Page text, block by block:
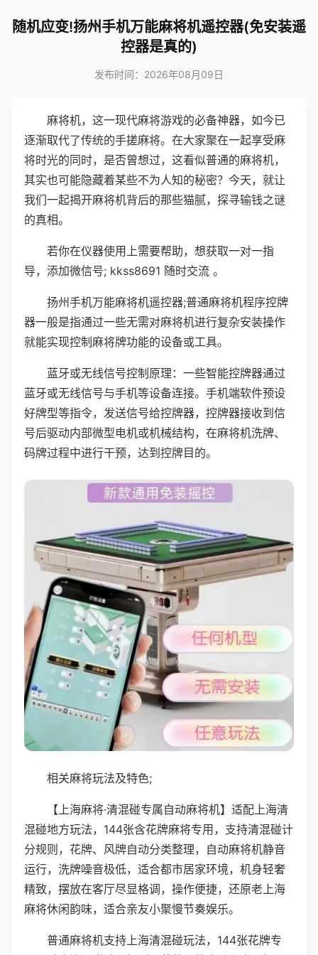
随机应变!扬州手机万能麻将机遥控器(免安装遥
控器是真的)
发布时间：2026年08月09日
麻将机，这一现代麻将游戏的必备神器，如今已
逐渐取代了传统的手搓麻将。在大家聚在一起享受麻
将时光的同时，是否曾想过，这看似普通的麻将机，
其实也可能隐藏着某些不为人知的秘密？今天，就让
我们一起揭开麻将机背后的那些猫腻，探寻输钱之谜
的真相。
若你在仪器使用上需要帮助，想获取一对一指
导，添加微信号; kkss8691 随时交流 。
扬州手机万能麻将机遥控器;普通麻将机程序控牌
器一般是指通过一些无需对麻将机进行复杂安装操作
就能实现控制麻将牌功能的设备或工具。
蓝牙或无线信号控制原理：一些智能控牌器通过
蓝牙或无线信号与手机等设备连接。手机端软件预设
好牌型等指令，发送信号给控牌器，控牌器接收到信
号后驱动内部微型电机或机械结构，在麻将机洗牌、
码牌过程中进行干预，达到控牌目的。
相关麻将玩法及特色;
【上海麻将·清混碰专属自动麻将机】适配上海清
混碰地方玩法，144张含花牌麻将专用，支持清混碰计
分规则，花牌、风牌自动分类整理，自动麻将机静音
运行，洗牌噪音极低，适合都市居家环境，机身轻奢
精致，摆放在客厅尽显格调，操作便捷，还原老上海
麻将休闲韵味，适合亲友小聚慢节奏娱乐。
普通麻将机支持上海清混碰玩法，144张花牌专